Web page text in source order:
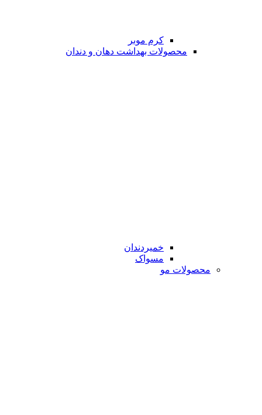
کرم موبر
محصولات بهداشت دهان و دندان
خمیردندان
مسواک
محصولات مو